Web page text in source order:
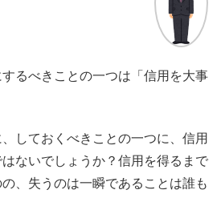
るべきことの一つは「信用を大事
しておくべきことの一つに、信用
ないでしょうか？信用を得るまで
、失うのは一瞬であることは誰も